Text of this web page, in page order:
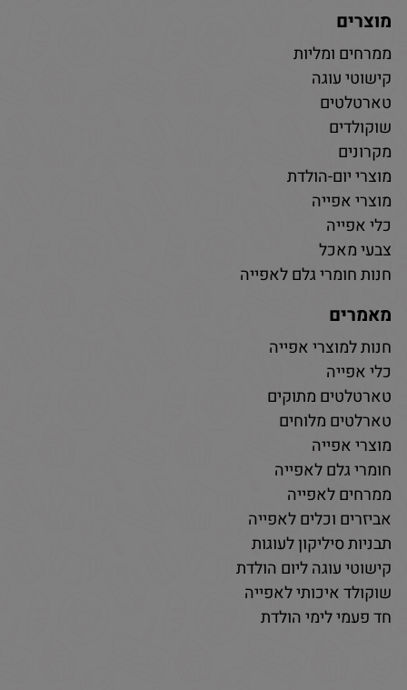
מוצרים
ממרחים ומליות
קישוטי עוגה
טארטלטים
שוקולדים
מקרונים
מוצרי יום-הולדת
מוצרי אפייה
כלי אפייה
צבעי מאכל
חנות חומרי גלם לאפייה
מאמרים
חנות למוצרי אפייה
כלי אפייה
טארטלטים מתוקים
טארלטים מלוחים
מוצרי אפייה
חומרי גלם לאפייה
ממרחים לאפייה
אביזרים וכלים לאפייה
תבניות סיליקון לעוגות
קישוטי עוגה ליום הולדת
שוקולד איכותי לאפייה
חד פעמי לימי הולדת